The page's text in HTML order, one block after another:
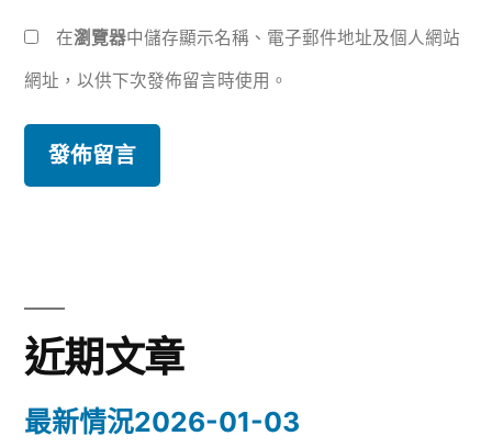
在瀏覽器中儲存顯示名稱、電子郵件地址及個人網站
網址，以供下次發佈留言時使用。
近期文章
最新情況2026-01-03